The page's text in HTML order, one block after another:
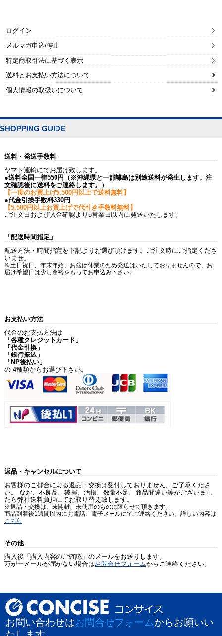
ログイン
メルマガ申込/停止
特定商取引法に基づく表示
送料とお支払い方法について
個人情報の取扱いについて
SHOPPING GUIDE
送料・発送手数料
ヤマト運輸にてお届け致します。
●送料全国一律550円（※沖縄県と一部離島は別途送料が発生します。注
文確認後に送料をご連絡します。）
【一度のお買上げ5,500円以上で送料無料】
●代金引換手数料330円
【5,500円以上お買上げで代引き手数料無料】
ご注文日および入金確認より5営業日以内に発送いたします。
「配送時間指定」
配送方法・時間指定を下記よりお選び頂けます。ご注文時にご指定くださ
いませ。
※土日祝日、年末年始、お盆は休業のため発送はいたしておりませんので、お
届け希望日は少し余裕をもってお申込み下さい。
お支払い方法
代金のお支払方法は
「各種クレジットカード」
「代金引換」
「銀行振込」
「NP後払い」
の 4種類からお選び下さい。
返品・キャンセルについて
お客様のご都合による返品・交換は受付しておりません。ご了承くださ
い。 なお、不良品、破損、汚損、数量不足、商品間違い等がございまし
たら弊社送料負担にてお取り替え致します。
※返品・交換は、未開封、未使用のものに限らせて頂きます。
商品到着後1週間以内にお電話、電子メールにてご連絡ください。詳しい内容は
こちら
その他
購入後「購入内容のご確認」のメールをお送りします。
万が一メールが届かない場合はお問合せフォームからご連絡ください。
お問い合わせはお問合せフォームからお願いい
たします